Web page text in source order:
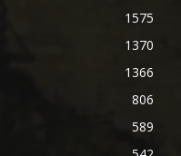
1575
1370
1366
806
589